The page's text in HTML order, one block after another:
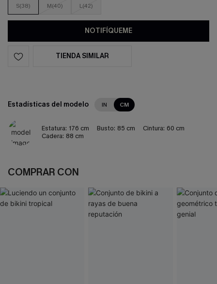
S(38) M(40) L(42)
NOTIFÍQUEME
TIENDA SIMILAR
Estadísticas del modelo IN CM
Estatura: 176 cm Busto: 85 cm Cintura: 60 cm
Cadera: 88 cm
COMPRAR CON